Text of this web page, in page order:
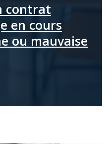
contrat
en cours
ou mauvaise